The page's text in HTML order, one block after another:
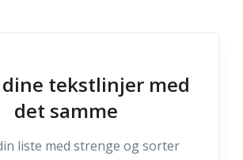
tekstlinjer med
det samme
liste med strenge og sorter